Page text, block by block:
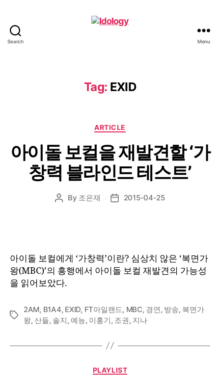
Search Menu
Tag: EXID
Categories
ARTICLE
아이돌 보컬을 재발견할 ‘가
창력 블라인드 테스트’
Post
By 조은재
Post2015-04-25
아이돌 보컬에게 ‘가창력’이란? 심상치 않은 ‘복면가
왕(MBC)’의 흥행에서 아이돌 보컬 재발견의 가능성
을 읽어보았다.
Tags
2AM, B1A4, EXID, FT아일랜드, MBC, 경연, 방송, 복면가
왕, 산들, 솔지, 예능, 이홍기, 조권, 지나
Categories
PLAYLIST